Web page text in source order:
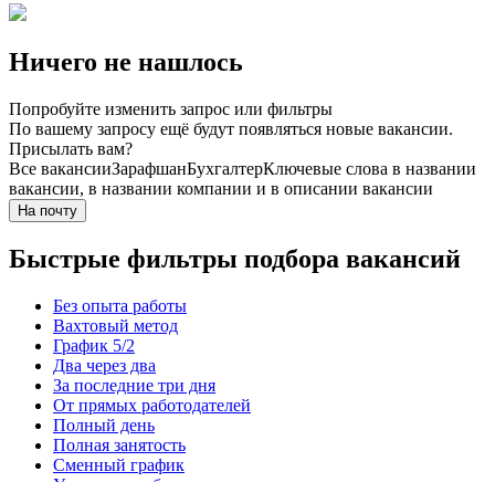
Ничего не нашлось
Попробуйте изменить запрос или фильтры
По вашему запросу ещё будут появляться новые вакансии.
Присылать вам?
Все вакансииЗарафшанБухгалтерКлючевые слова в названии
вакансии, в названии компании и в описании вакансии
На почту
Быстрые фильтры подбора вакансий
Без опыта работы
Вахтовый метод
График 5/2
Два через два
За последние три дня
От прямых работодателей
Полный день
Полная занятость
Сменный график